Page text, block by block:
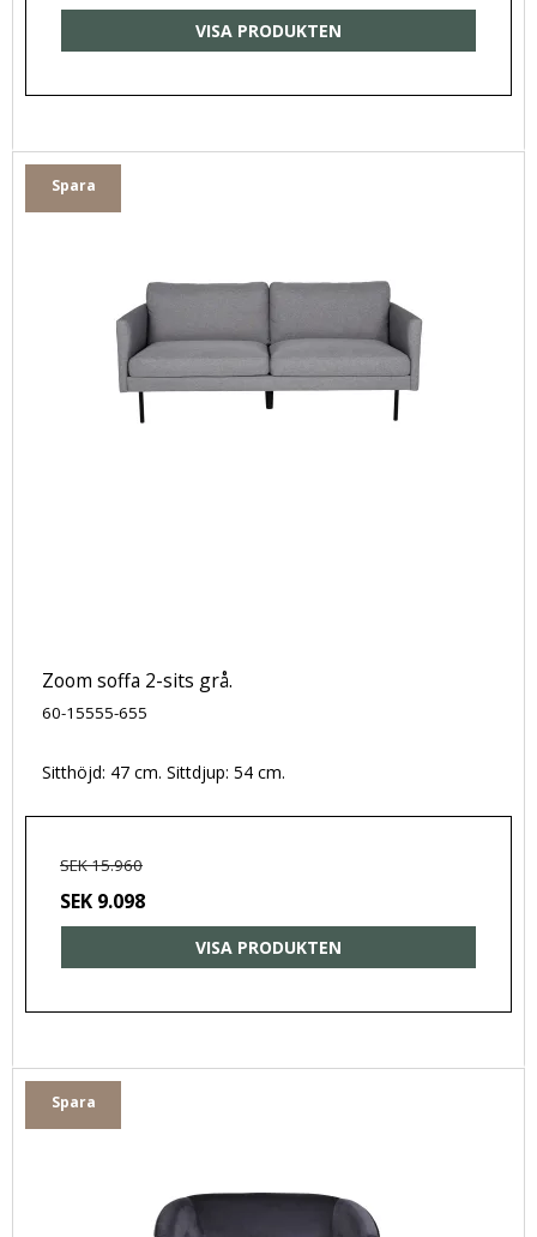
VISA PRODUKTEN
Spara
Zoom soffa 2-sits grå.
60-15555-655
Sitthöjd: 47 cm. Sittdjup: 54 cm.
SEK 15.960
SEK 9.098
VISA PRODUKTEN
Spara